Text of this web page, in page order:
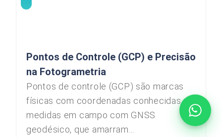
Pontos de Controle (GCP) e Precisão
na Fotogrametria
Pontos de controle (GCP) são marcas
físicas com coordenadas conhecidas,
medidas em campo com GNSS
geodésico, que amarram...